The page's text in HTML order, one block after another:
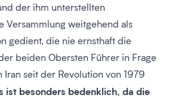
der ihm unterstellten
Versammlung weitgehend als
gedient, die nie ernsthaft die
beiden Obersten Führer in Frage
Iran seit der Revolution von 1979
ist besonders bedenklich, da die